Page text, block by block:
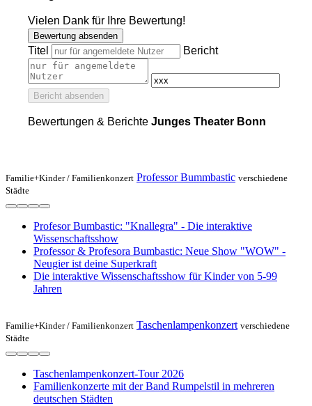
Vielen Dank für Ihre Bewertung!
Bewertung absenden
Titel Bericht
Bericht absenden
Bewertungen & Berichte Junges Theater Bonn
Familie+Kinder / Familienkonzert Professor Bummbastic verschiedene
Städte
Profesor Bumbastic: "Knallegra" - Die interaktive
Wissenschaftsshow
Professor & Profesora Bumbastic: Neue Show "WOW" -
Neugier ist deine Superkraft
Die interaktive Wissenschaftsshow für Kinder von 5-99
Jahren
Familie+Kinder / Familienkonzert Taschenlampenkonzert verschiedene
Städte
Taschenlampenkonzert-Tour 2026
Familienkonzerte mit der Band Rumpelstil in mehreren
deutschen Städten